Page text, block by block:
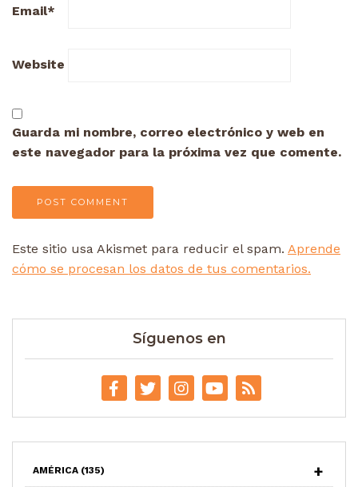
Email*
Website
Guarda mi nombre, correo electrónico y web en
este navegador para la próxima vez que comente.
Este sitio usa Akismet para reducir el spam. Aprende
cómo se procesan los datos de tus comentarios.
Síguenos en
AMÉRICA (135)